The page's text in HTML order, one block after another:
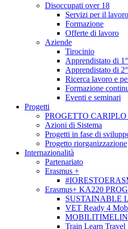
Disoccupati over 18
Servizi per il lavoro
Formazione
Offerte di lavoro
Aziende
Tirocinio
Apprendistato di
Apprendistato di
Ricerca lavoro e
Formazione
Eventi e seminari
Progetti
PROGETTO
Azioni di Sistema
Progetti in fase di
Progetto riorganizzazione
Internazionalità
Partenariato
Erasmus +
Erasmus+ KA220
SUSTAINABLE
VET Ready 4
Train Learn Travel